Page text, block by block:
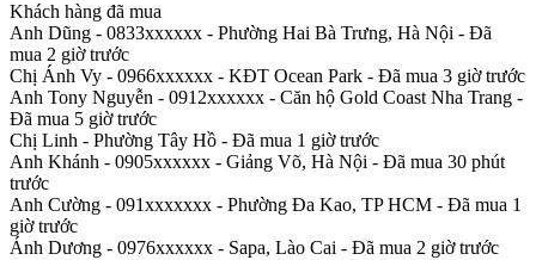
Khách hàng đã mua
Anh Dũng - 0833xxxxxx - Phường Hai Bà Trưng, Hà Nội - Đã
mua 2 giờ trước
Chị Ánh Vy - 0966xxxxxx - KĐT Ocean Park - Đã mua 3 giờ trước
Anh Tony Nguyễn - 0912xxxxxx - Căn hộ Gold Coast Nha Trang -
Đã mua 5 giờ trước
Chị Linh - Phường Tây Hồ - Đã mua 1 giờ trước
Anh Khánh - 0905xxxxxx - Giảng Võ, Hà Nội - Đã mua 30 phút
trước
Anh Cường - 091xxxxxxx - Phường Đa Kao, TP HCM - Đã mua 1
giờ trước
Ánh Dương - 0976xxxxxx - Sapa, Lào Cai - Đã mua 2 giờ trước